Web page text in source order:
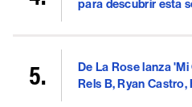
para descubrir esta
De La Rose lanza
Rels B, Ryan Castro,